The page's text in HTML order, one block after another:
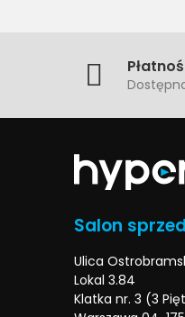
Salon
Ulica
Lokal 3.84
Klatka nr. 3 (3